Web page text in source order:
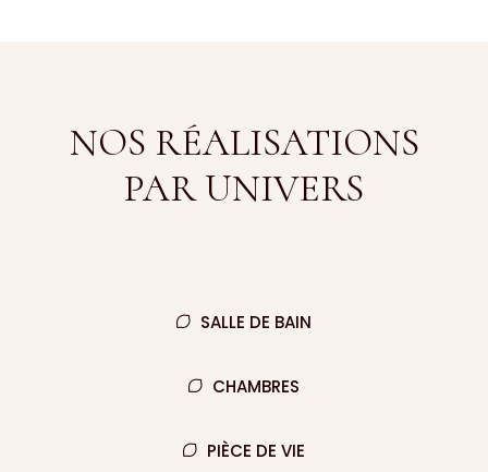
NOS RÉALISATIONS
PAR UNIVERS
SALLE DE BAIN
CHAMBRES
PIÈCE DE VIE